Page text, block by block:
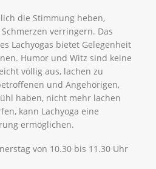
die Stimmung heben,
verringern. Das
Lachyogas bietet Gelegenheit
Humor und Witz sind keine
völlig aus, lachen zu
und Angehörigen,
haben, nicht mehr lachen
kann Lachyoga eine
ermöglichen.
von 10.30 bis 11.30 Uhr